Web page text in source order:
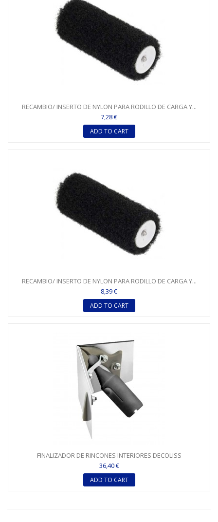
RECAMBIO/ INSERTO DE NYLON PARA RODILLO DE CARGA Y...
7,28 €
ADD TO CART
RECAMBIO/ INSERTO DE NYLON PARA RODILLO DE CARGA Y...
8,39 €
ADD TO CART
FINALIZADOR DE RINCONES INTERIORES DECOLISS
36,40 €
ADD TO CART